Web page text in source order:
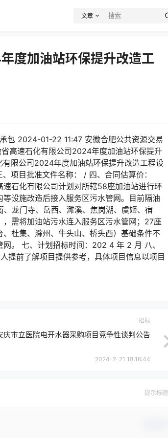
文章
度加油站环保提升改造工
包 2024-01-22 11:47 安徽合肥公共资源交易
速石化有限公司2024年度加油站环保提升
限公司2024年度加油站环保提升改造工程设
项目批准文件名称： / 四、合同估算价：
石化有限公司计划对所辖58座加油站进行环
设施改造后接入服务区污水管网。目前隔油
龙门寺、岳西、濉溪、焦岗湖、虞姬、宿
需将加油站污水连入服务区污水管网；27座
杜集、滁州、牛头山、桥头西）基础条件不
。 七、计划招标时间：202 4 年 2 月 八、
提前了解项目提供参考，具体项目信息以项目
招标
庆市立医院电开水器采购项目竞争性谈判公告
2024-2-21 18:16:44
提示标题